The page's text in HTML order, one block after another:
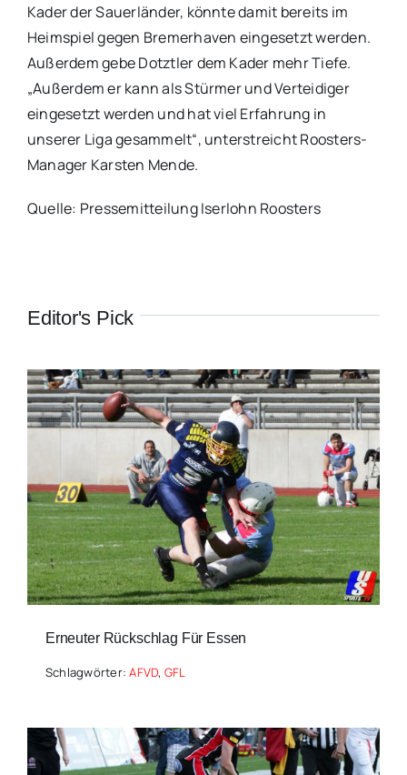
Kader der Sauerländer, könnte damit bereits im
Heimspiel gegen Bremerhaven eingesetzt werden.
Außerdem gebe Dotztler dem Kader mehr Tiefe.
„Außerdem er kann als Stürmer und Verteidiger
eingesetzt werden und hat viel Erfahrung in
unserer Liga gesammelt“, unterstreicht Roosters-
Manager Karsten Mende.
Quelle: Pressemitteilung Iserlohn Roosters
Editor's Pick
Erneuter Rückschlag Für Essen
Schlagwörter:AFVD, GFL